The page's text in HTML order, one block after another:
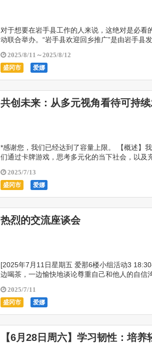
对于想要在岩手县工作的人来说，这绝对是必看
动联合举办。“岩手县欢迎回乡推广”是由岩手县
2025/8/11～2025/8/12
盛冈市 爱娜
共创未来：从多元视角看待可持
*感谢您，我们已经达到了容量上限。 【概述】
们通过卡牌游戏，思考多元化的当下社会，以及
2025/7/13
盛冈市 爱娜
热烈的交流座谈会
[2025年7月11日星期五 爱那6楼小组活动3
边喝茶，一边愉快地谈论尊重自己和他人的自信
2025/7/11
盛冈市 爱娜
【6月28日周六】学习韧性：培